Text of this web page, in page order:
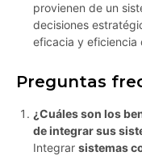
provienen de un
decisiones
eficacia y eficiencia
Preguntas
¿Cuáles son los
de integrar sus
Integrar sistemas